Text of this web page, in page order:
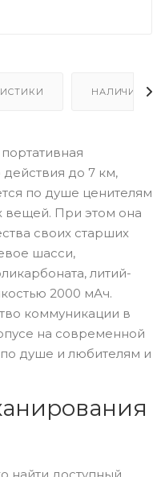
НАЛИЧИЕ
до 7 км,
по душе ценителям
вещей. При этом она
своих старших
шасси,
литий-
2000 мАч.
коммуникации в
на современной
душе и любителям и